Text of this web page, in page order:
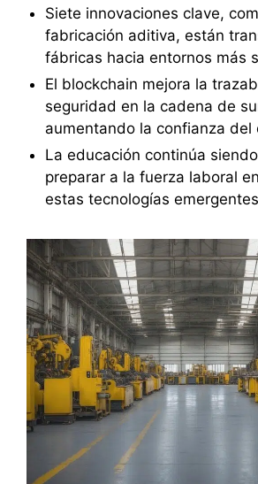
Siete innovaciones clave,
fabricación aditiva, están
fábricas hacia entornos más
El blockchain mejora la
seguridad en la cadena de
aumentando la confianza del
La educación continúa
preparar a la fuerza laboral
estas tecnologías